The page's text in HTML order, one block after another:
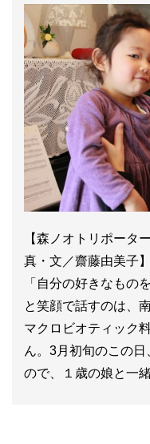
【森ノオトリポータ
真・文／齋藤由美子】
「自分の好きなもの
と笑顔で話すのは、
マクロビオティック
ん。3月初旬のこの
ので、１歳の娘と一